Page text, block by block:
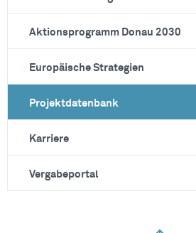
Aktionsprogramm Donau 2030
Europäische Strategien
Projektdatenbank
Karriere
Vergabeportal